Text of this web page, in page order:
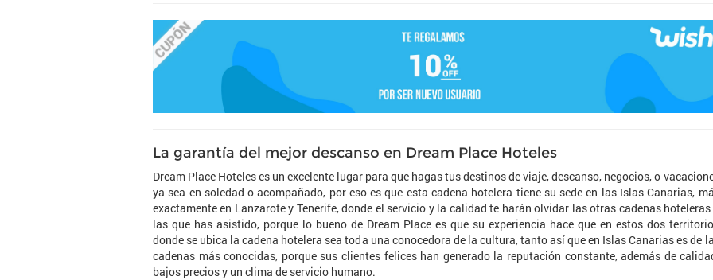
La garantía del mejor descanso en Dream Place Hoteles
Dream Place Hoteles es un excelente lugar para que hagas tus destinos de viaje, descanso, negocios, o
ya sea en soledad o acompañado, por eso es que esta cadena hotelera tiene su sede en las Islas Canarias,
exactamente en Lanzarote y Tenerife, donde el servicio y la calidad te harán olvidar las otras cadenas hoteleras
las que has asistido, porque lo bueno de Dream Place es que su experiencia hace que en estos dos
donde se ubica la cadena hotelera sea toda una conocedora de la cultura, tanto así que en Islas Canarias es de
cadenas más conocidas, porque sus clientes felices han generado la reputación constante, además de
bajos precios y un clima de servicio humano.